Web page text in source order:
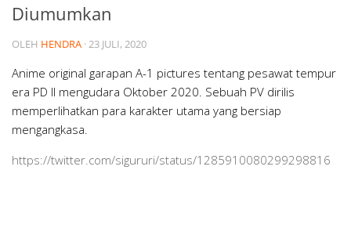
Diumumkan
OLEH HENDRA ·23 JULI, 2020
Anime original garapan A-1 pictures tentang pesawat tempur
era PD II mengudara Oktober 2020. Sebuah PV dirilis
memperlihatkan para karakter utama yang bersiap
mengangkasa.
https://twitter.com/sigururi/status/1285910080299298816